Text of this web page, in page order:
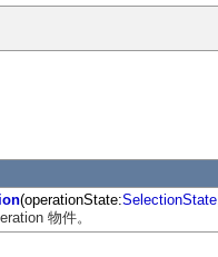
(operationState:SelectionState
物件。